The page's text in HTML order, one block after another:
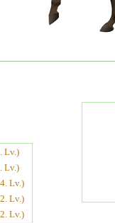
Lv.)
Lv.)
Lv.)
Lv.)
Lv.)